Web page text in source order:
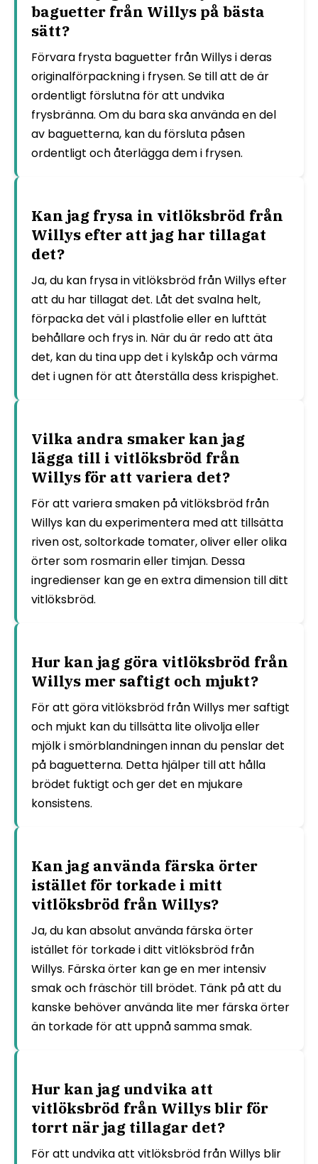
baguetter från Willys på bästa
sätt?
Förvara frysta baguetter från Willys i deras
originalförpackning i frysen. Se till att de är
ordentligt förslutna för att undvika
frysbränna. Om du bara ska använda en del
av baguetterna, kan du försluta påsen
ordentligt och återlägga dem i frysen.
Kan jag frysa in vitlöksbröd från
Willys efter att jag har tillagat
det?
Ja, du kan frysa in vitlöksbröd från Willys efter
att du har tillagat det. Låt det svalna helt,
förpacka det väl i plastfolie eller en lufttät
behållare och frys in. När du är redo att äta
det, kan du tina upp det i kylskåp och värma
det i ugnen för att återställa dess krispighet.
Vilka andra smaker kan jag
lägga till i vitlöksbröd från
Willys för att variera det?
För att variera smaken på vitlöksbröd från
Willys kan du experimentera med att tillsätta
riven ost, soltorkade tomater, oliver eller olika
örter som rosmarin eller timjan. Dessa
ingredienser kan ge en extra dimension till ditt
vitlöksbröd.
Hur kan jag göra vitlöksbröd från
Willys mer saftigt och mjukt?
För att göra vitlöksbröd från Willys mer saftigt
och mjukt kan du tillsätta lite olivolja eller
mjölk i smörblandningen innan du penslar det
på baguetterna. Detta hjälper till att hålla
brödet fuktigt och ger det en mjukare
konsistens.
Kan jag använda färska örter
istället för torkade i mitt
vitlöksbröd från Willys?
Ja, du kan absolut använda färska örter
istället för torkade i ditt vitlöksbröd från
Willys. Färska örter kan ge en mer intensiv
smak och fräschör till brödet. Tänk på att du
kanske behöver använda lite mer färska örter
än torkade för att uppnå samma smak.
Hur kan jag undvika att
vitlöksbröd från Willys blir för
torrt när jag tillagar det?
För att undvika att vitlöksbröd från Willys blir